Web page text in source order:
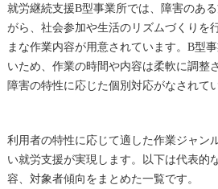
就労継続支援B型事業所では、障害のあ
がら、社会参加や生活のリズムづくりを
まな作業内容が用意されています。B型
いため、作業の時間や内容は柔軟に調整
障害の特性に応じた個別対応がなされて
利用者の特性に応じて適した作業ジャン
い就労支援が実現します。以下は代表的
容、対象者傾向をまとめた一覧です。